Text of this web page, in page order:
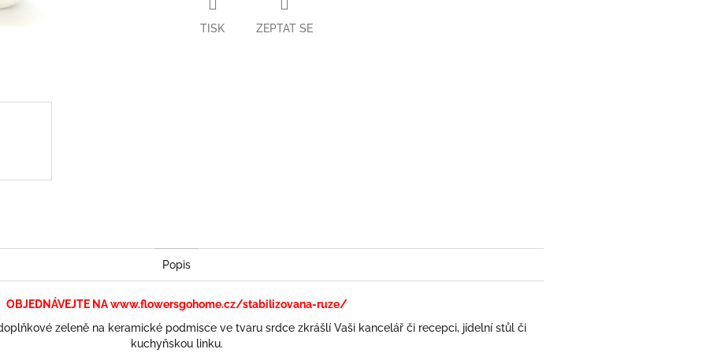
TISK ZEPTAT SE
Popis
OBJEDNÁVEJTE NA www.flowersgohome.cz/stabilizovana-ruze/
zeleně na keramické podmisce ve tvaru srdce zkrášlí Vaši kancelář či recepci, jídelní stůl či
kuchyňskou linku.